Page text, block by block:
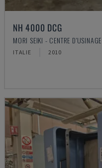
NH 4000 DCG
MORI SEIKI - CENTRE
ITALIE 2010